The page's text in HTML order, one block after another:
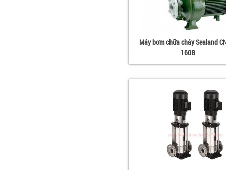
Máy bơm chữa cháy Sealand
160B